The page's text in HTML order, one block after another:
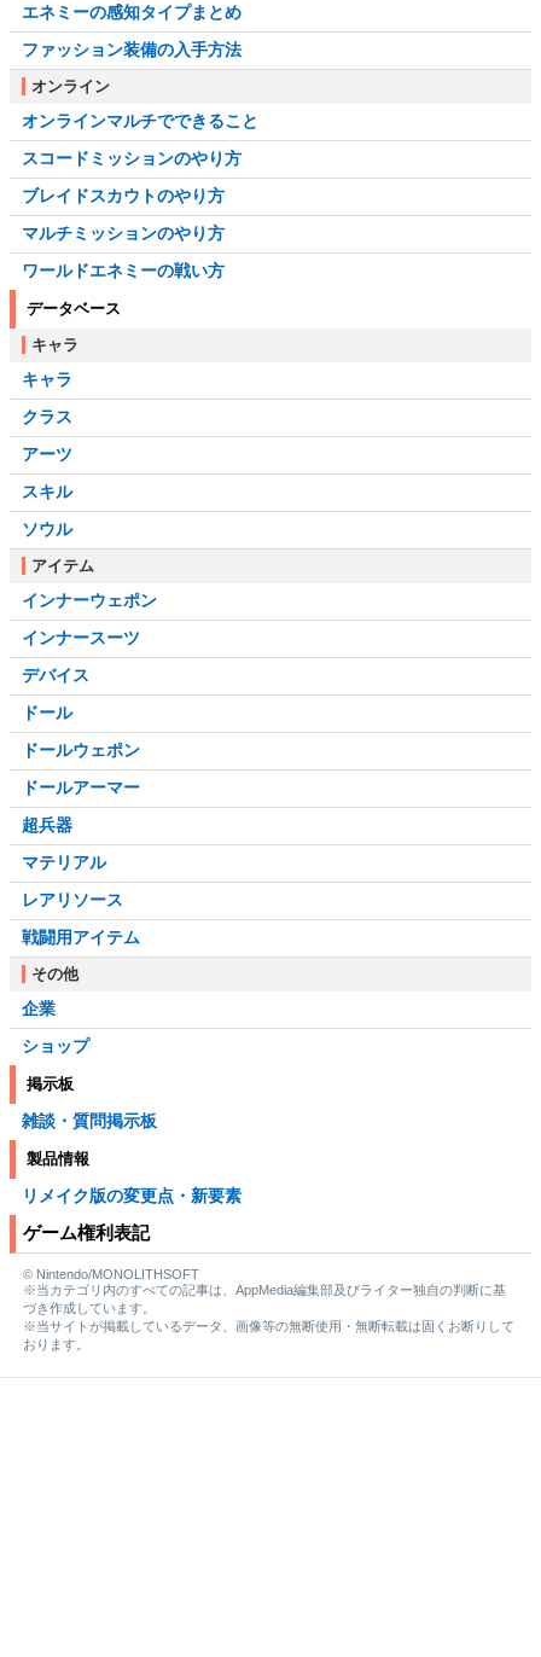
エネミーの感知タイプまとめ
ファッション装備の入手方法
オンライン
オンラインマルチでできること
スコードミッションのやり方
ブレイドスカウトのやり方
マルチミッションのやり方
ワールドエネミーの戦い方
データベース
キャラ
キャラ
クラス
アーツ
スキル
ソウル
アイテム
インナーウェポン
インナースーツ
デバイス
ドール
ドールウェポン
ドールアーマー
超兵器
マテリアル
レアリソース
戦闘用アイテム
その他
企業
ショップ
掲示板
雑談・質問掲示板
製品情報
リメイク版の変更点・新要素
ゲーム権利表記
© Nintendo/MONOLITHSOFT
※当カテゴリ内のすべての記事は、AppMedia編集部及びライター独自の判断に基
づき作成しています。
※当サイトが掲載しているデータ、画像等の無断使用・無断転載は固くお断りして
おります。